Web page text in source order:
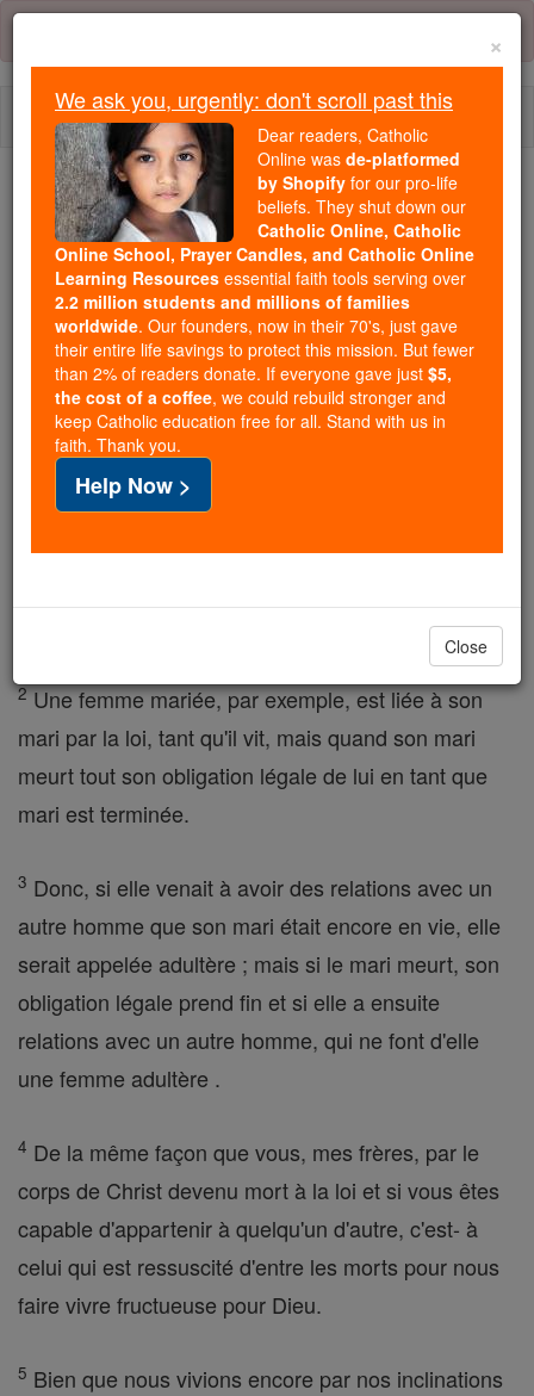
Skip
content
Trending:
Daily Reading for Thursday, October ...
Today's Reading The Mysteries of the Rosary
Romains - Chapitre 7
Romains ⌄ Chapter 7 ⌄
Comme les gens qui sont familiers avec la loi,
frères, vous ne pouvez pas avoir oublié que la loi ne
2Une femme mariée, par exemple, est liée à son
mari par la loi, tant qu'il vit, mais quand son mari
meurt tout son obligation légale de lui en tant que
mari est terminée.
3 Donc, si elle venait à avoir des relations avec un
autre homme que son mari était encore en vie, elle
serait appelée adultère ; mais si le mari meurt, son
obligation légale prend fin et si elle a ensuite
relations avec un autre homme, qui ne font d'elle
une femme adultère .
4 De la même façon que vous, mes frères, par le
corps de Christ devenu mort à la loi et si vous êtes
capable d'appartenir à quelqu'un d'autre, c'est- à
celui qui est ressuscité d'entre les morts pour nous
faire vivre fructueuse pour Dieu.
5 Bien que nous vivions encore par nos inclinations
×
We ask you, urgently: don't scroll past this
Dear readers, Catholic
Online was de-platformed
by Shopify for our pro-life
beliefs. They shut down our
Catholic Online, Catholic
Online School, Prayer Candles, and Catholic Online
Learning Resources essential faith tools serving over
2.2 million students and millions of families
worldwide. Our founders, now in their 70's, just gave
their entire life savings to protect this mission. But fewer
than 2% of readers donate. If everyone gave just $5,
the cost of a coffee, we could rebuild stronger and
keep Catholic education free for all. Stand with us in
faith. Thank you.
Help Now >
Close